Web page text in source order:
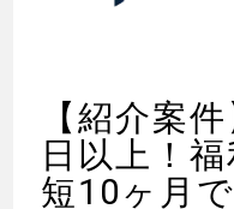
【紹介案
日以上！
短10ヶ月